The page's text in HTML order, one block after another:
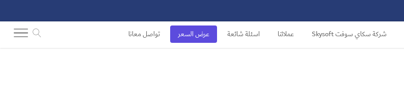
شركة سكاي سوفت Skysoft عملائنا اسئلة شائعة عرض السعر تواصل معانا